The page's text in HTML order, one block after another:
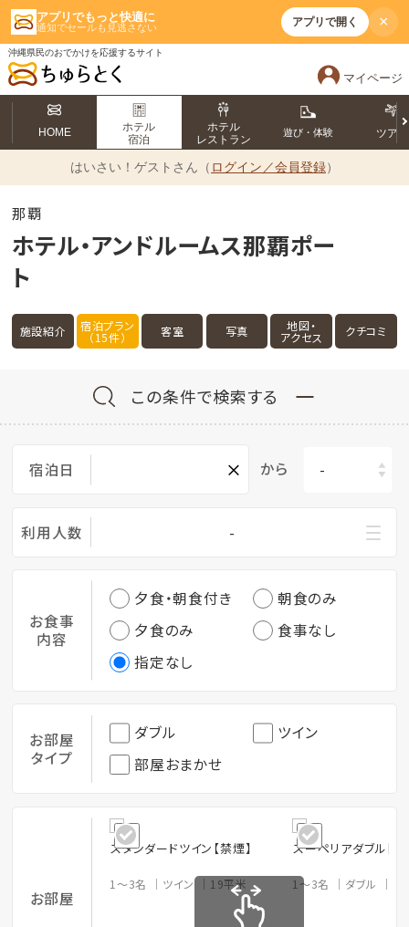
アプリでもっと快適に
通知でセールも見逃さない アプリで開く ×
沖縄県民のおでかけを応援するサイト
マイページ
HOME
ホテル
宿泊
ホテル
レストラン
遊び・体験 ツアー
はいさい！ ゲストさん（ ログイン／会員登録）
那覇
ホテル・アンドルームス那覇ポー
ト
施設紹介 宿泊プラン
（15件） 客室 写真 地図・
アクセス クチコミ
この条件で検索する
宿泊日 × から
利用人数 -
お食事
内容
夕食・朝食付き
朝食のみ
夕食のみ
食事なし
指定なし
お部屋
タイプ
ダブル
ツイン
部屋おまかせ
お部屋
スタンダードツイン【禁煙】
1～3名 ツイン 19平米
スーペリアダブル【禁
1～3名 ダブル